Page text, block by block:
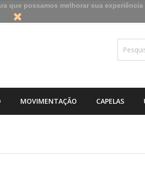
MOVIMENTAÇÃO CAPELAS
que possamos melhorar sua